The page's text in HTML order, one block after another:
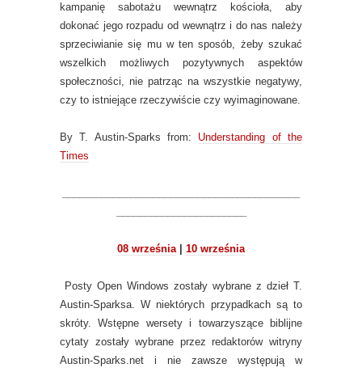
kampanię sabotażu wewnątrz kościoła, aby
dokonać jego rozpadu od wewnątrz i do nas należy
sprzeciwianie się mu w ten sposób, żeby szukać
wszelkich możliwych pozytywnych aspektów
społeczności, nie patrząc na wszystkie negatywy,
czy to istniejące rzeczywiście czy wyimaginowane.
By T. Austin-Sparks from: Understanding of the
Times
08 września| 10 września
Posty Open Windows zostały wybrane z dzieł T.
Austin-Sparksa. W niektórych przypadkach są to
skróty. Wstępne wersety i towarzyszące biblijne
cytaty zostały wybrane przez redaktorów witryny
Austin-Sparks.net i nie zawsze występują w